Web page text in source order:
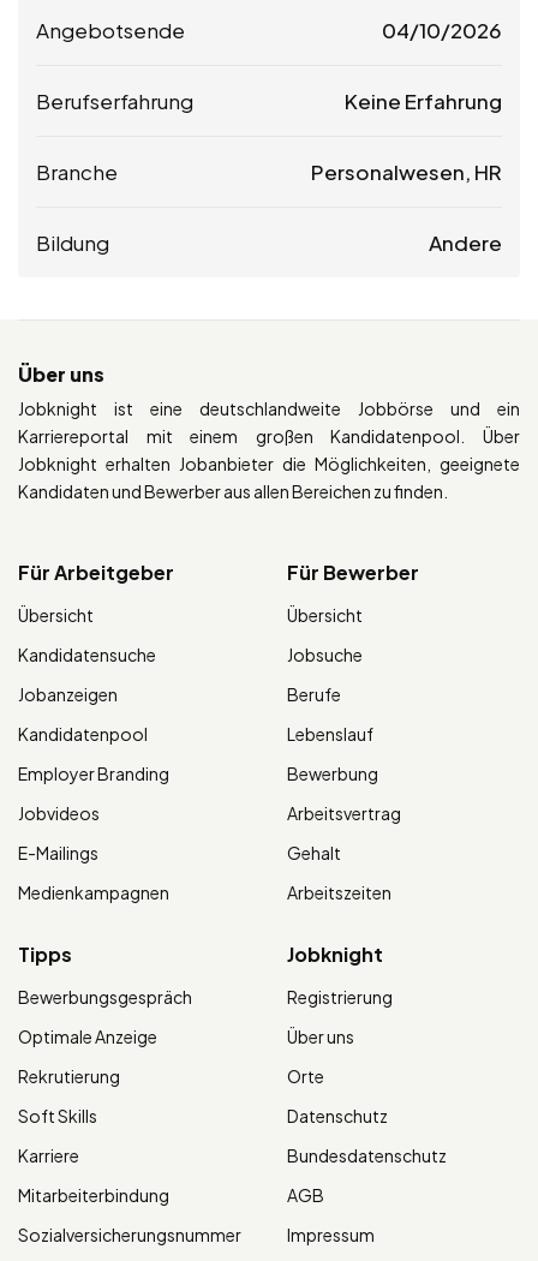
Angebotsende 04/10/2026
Berufserfahrung Keine Erfahrung
Branche Personalwesen, HR
Bildung Andere
Über uns
Jobknight ist eine deutschlandweite Jobbörse und ein
Karriereportal mit einem großen Kandidatenpool. Über
Jobknight erhalten Jobanbieter die Möglichkeiten, geeignete
Kandidaten und Bewerber aus allen Bereichen zu finden.
Für Arbeitgeber
Übersicht
Kandidatensuche
Jobanzeigen
Kandidatenpool
Employer Branding
Jobvideos
E-Mailings
Medienkampagnen
Für Bewerber
Übersicht
Jobsuche
Berufe
Lebenslauf
Bewerbung
Arbeitsvertrag
Gehalt
Arbeitszeiten
Tipps
Bewerbungsgespräch
Optimale Anzeige
Rekrutierung
Soft Skills
Karriere
Mitarbeiterbindung
Sozialversicherungsnummer
Jobknight
Registrierung
Über uns
Orte
Datenschutz
Bundesdatenschutz
AGB
Impressum